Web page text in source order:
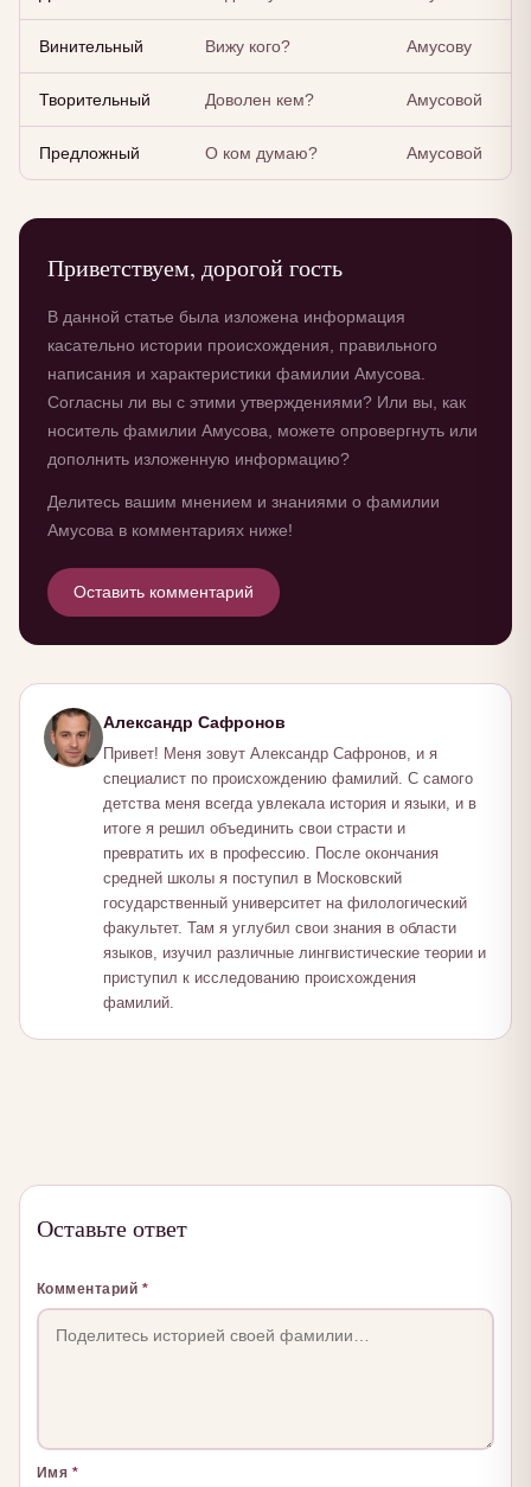
Винительный Вижу кого? Амусову
Творительный Доволен кем? Амусовой
Предложный О ком думаю? Амусовой
Приветствуем, дорогой гость
В данной статье была изложена информация
касательно истории происхождения, правильного
написания и характеристики фамилии Амусова.
Согласны ли вы с этими утверждениями? Или вы, как
носитель фамилии Амусова, можете опровергнуть или
дополнить изложенную информацию?
Делитесь вашим мнением и знаниями о фамилии
Амусова в комментариях ниже!
Оставить комментарий
Александр Сафронов
Привет! Меня зовут Александр Сафронов, и я
специалист по происхождению фамилий. С самого
детства меня всегда увлекала история и языки, и в
итоге я решил объединить свои страсти и
превратить их в профессию. После окончания
средней школы я поступил в Московский
государственный университет на филологический
факультет. Там я углубил свои знания в области
языков, изучил различные лингвистические теории и
приступил к исследованию происхождения
фамилий.
Оставьте ответ
Комментарий *
Имя *